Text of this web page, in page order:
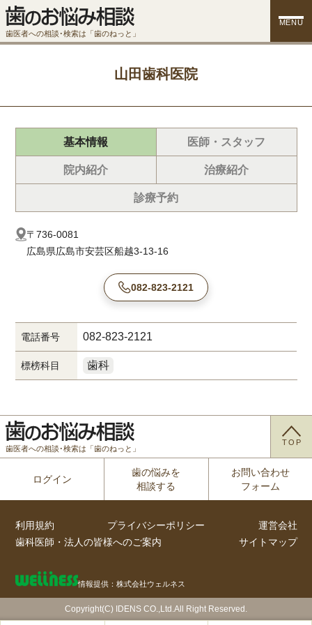
歯医者への相談･検索は「歯のねっと」
MENU
山田歯科医院
基本情報 医師・スタッフ
院内紹介 治療紹介
診療予約
〒736-0081
広島県広島市安芸区船越3-13-16
082-823-2121
電話番号 082-823-2121
標榜科目 歯科
歯医者への相談･検索は「歯のねっと」
TOP
ログイン
歯の悩みを
相談する
お問い合わせ
フォーム
利用規約 プライバシーポリシー
運営会社
歯科医師・法人の皆様へのご案内
サイトマップ
情報提供：株式会社ウェルネス
Copyright(C) IDENS CO.,Ltd.All Right Reserved.